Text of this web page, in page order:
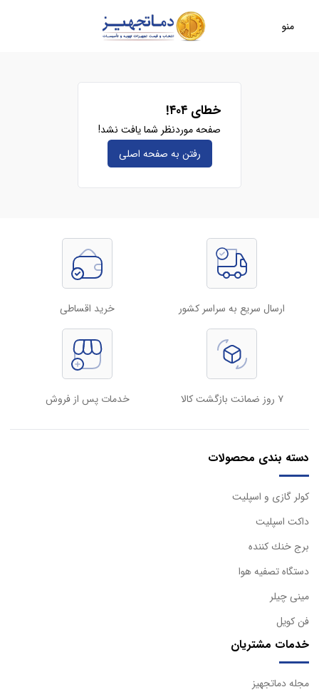
منو
خطای ۴۰۴!
صفحه موردنظر شما یافت نشد!
رفتن به صفحه‌ اصلی
ارسال سریع به سراسر کشور خرید اقساطی
۷ روز ضمانت بازگشت کالا خدمات پس از فروش
دسته بندی محصولات
كولر گازی و اسپليت
داكت اسپليت
برج خنك كننده
دستگاه تصفيه هوا
مینی چیلر
فن کویل
خدمات مشتریان
مجله دماتجهیز